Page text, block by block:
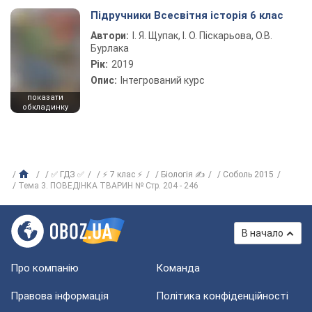
показати
обкладинку
Підручники Всесвітня історія 6 клас
Автори:
І. Я. Щупак, І. О. Піскарьова, О.В.
Бурлака
Рік: 2019
Опис: Інтегрований курс
✅ ГДЗ ✅ ⚡ 7 клас ⚡ Біологія ✍
Соболь 2015
Тема 3. ПОВЕДІНКА ТВАРИН № Стр. 204 - 246
В начало
Про компанію Команда
Правова інформація Політика конфіденційності